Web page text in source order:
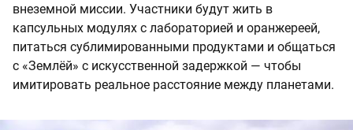
внеземной миссии. Участники будут жить в
капсульных модулях с лабораторией и оранжереей,
питаться сублимированными продуктами и общаться
с «Землёй» с искусственной задержкой — чтобы
имитировать реальное расстояние между планетами.